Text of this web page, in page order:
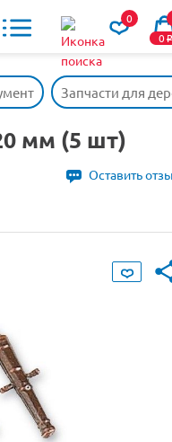
0
0o
Запчасти для
мм (5 шт)
Оставить